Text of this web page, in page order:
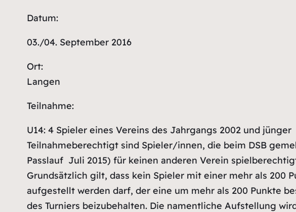
Datum:
03./04. September 2016
Ort:
Langen
Teilnahme:
U14: 4 Spieler eines Vereins des Jahrgangs 2002 und jünger
Teilnahmeberechtigt sind Spieler/innen, die beim DSB
Passlauf Juli 2015) für keinen anderen Verein
Grundsätzlich gilt, dass kein Spieler mit einer mehr als 200
aufgestellt werden darf, der eine um mehr als 200 Punkte
des Turniers beizubehalten. Die namentliche Aufstellung